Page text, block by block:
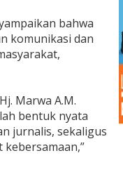
bahwa
komunikasi dan
Marwa A.M.
bentuk nyata
jurnalis, sekaligus